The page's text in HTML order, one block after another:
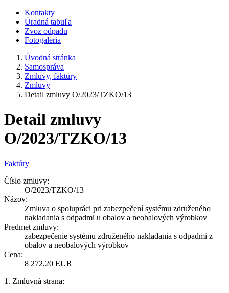
Kontakty
Úradná tabuľa
Zvoz odpadu
Fotogaleria
Úvodná stránka
Samospráva
Zmluvy, faktúry
Zmluvy
Detail zmluvy O/2023/TZKO/13
Detail zmluvy
O/2023/TZKO/13
Faktúry
Číslo zmluvy:
O/2023/TZKO/13
Názov:
Zmluva o spolupráci pri zabezpečení systému združeného
nakladania s odpadmi u obalov a neobalových výrobkov
Predmet zmluvy:
zabezpečenie systému združeného nakladania s odpadmi z
obalov a neobalových výrobkov
Cena:
8 272,20 EUR
1. Zmluvná strana: